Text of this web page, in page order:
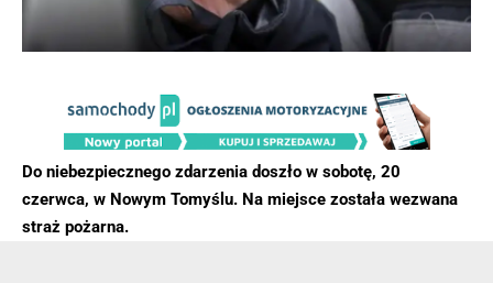
Do niebezpiecznego zdarzenia doszło w sobotę, 20
czerwca, w Nowym Tomyślu. Na miejsce została wezwana
straż pożarna.